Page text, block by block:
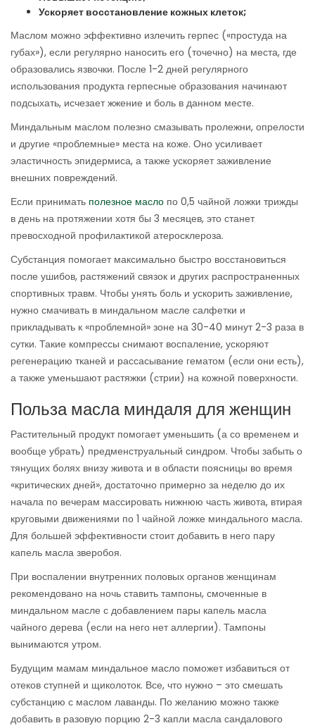
Ускоряет восстановление кожных клеток;
Маслом можно эффективно излечить герпес («простуда на
губах»), если регулярно наносить его (точечно) на места, где
образовались язвочки. После 1-2 дней регулярного
использования продукта герпесные образования начинают
подсыхать, исчезает жжение и боль в данном месте.
Миндальным маслом полезно смазывать пролежни, опрелости
и другие «проблемные» места на коже. Оно усиливает
эластичность эпидермиса, а также ускоряет заживление
внешних повреждений.
Если принимать полезное масло по 0,5 чайной ложки трижды
в день на протяжении хотя бы 3 месяцев, это станет
превосходной профилактикой атеросклероза.
Субстанция помогает максимально быстро восстановиться
после ушибов, растяжений связок и других распространенных
спортивных травм. Чтобы унять боль и ускорить заживление,
нужно смачивать в миндальном масле салфетки и
прикладывать к «проблемной» зоне на 30-40 минут 2-3 раза в
сутки. Такие компрессы снимают воспаление, ускоряют
регенерацию тканей и рассасывание гематом (если они есть),
а также уменьшают растяжки (стрии) на кожной поверхности.
Польза масла миндаля для женщин
Растительный продукт помогает уменьшить (а со временем и
вообще убрать) предменструальный синдром. Чтобы забыть о
тянущих болях внизу живота и в области поясницы во время
«критических дней», достаточно примерно за неделю до их
начала по вечерам массировать нижнюю часть живота, втирая
круговыми движениями по 1 чайной ложке миндального масла.
Для большей эффективности стоит добавить в него пару
капель масла зверобоя.
При воспалении внутренних половых органов женщинам
рекомендовано на ночь ставить тампоны, смоченные в
миндальном масле с добавлением пары капель масла
чайного дерева (если на него нет аллергии). Тампоны
вынимаются утром.
Будущим мамам миндальное масло поможет избавиться от
отеков ступней и щиколоток. Все, что нужно – это смешать
субстанцию с маслом лаванды. По желанию можно также
добавить в разовую порцию 2-3 капли масла сандалового